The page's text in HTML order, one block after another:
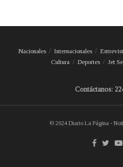
Nacionales Internacionales
Cultura
Deportes Jet
Contáctanos:
© 2024 Diario La Página -